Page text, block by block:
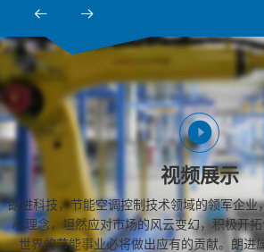
视频展示
朗进科技，节能空调控制技术领域的领军企业
心理念，坦然应对市场的风云变幻，积极开
世界的节能事业必将做出应有的贡献。朗进